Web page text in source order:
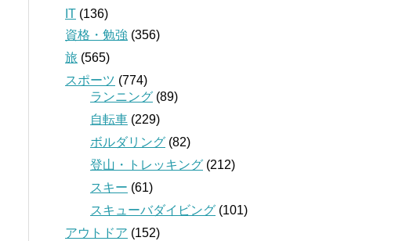
IT (136)
資格・勉強 (356)
旅 (565)
スポーツ (774)
ランニング (89)
自転車 (229)
ボルダリング (82)
登山・トレッキング (212)
スキー (61)
スキューバダイビング (101)
アウトドア (152)